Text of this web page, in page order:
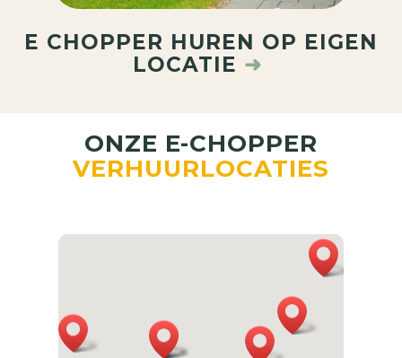
E CHOPPER HUREN OP EIGEN
LOCATIE ➜
ONZE E-CHOPPER
VERHUURLOCATIES